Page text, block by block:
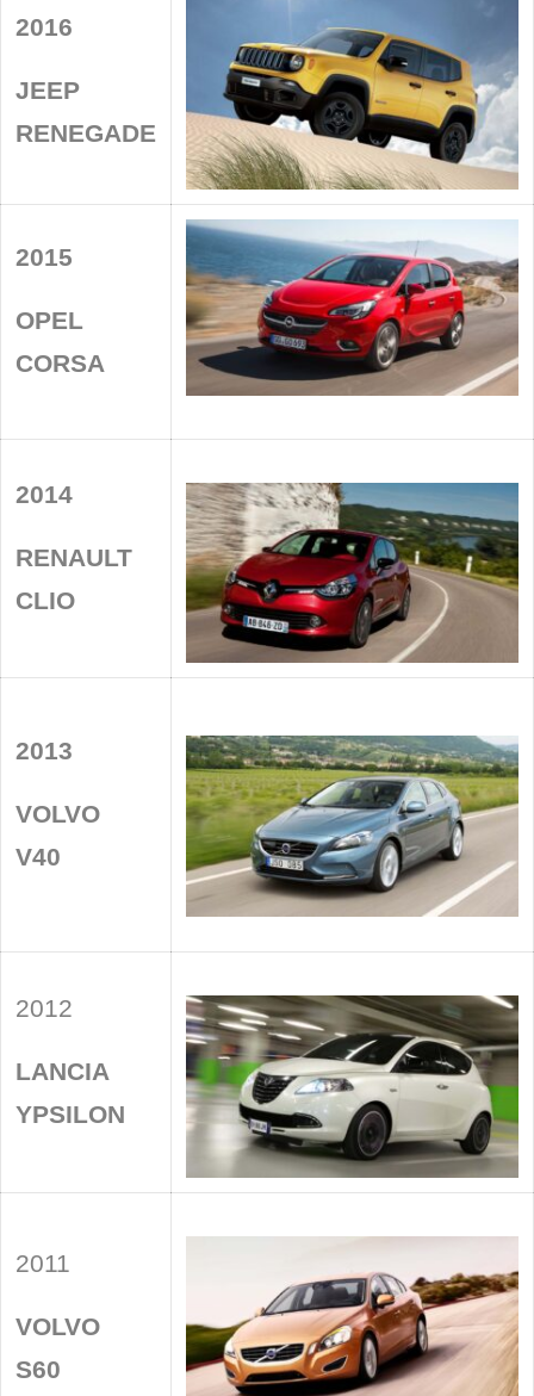
2016
JEEP
RENEGADE
2015
OPEL
CORSA
2014
RENAULT
CLIO
2013
VOLVO
V40
2012
LANCIA
YPSILON
2011
VOLVO
S60